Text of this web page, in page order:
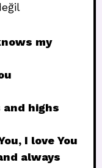
my
and highs
I love You
always